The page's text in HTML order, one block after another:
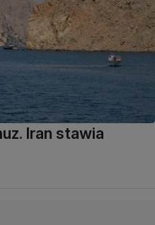
Iran stawia